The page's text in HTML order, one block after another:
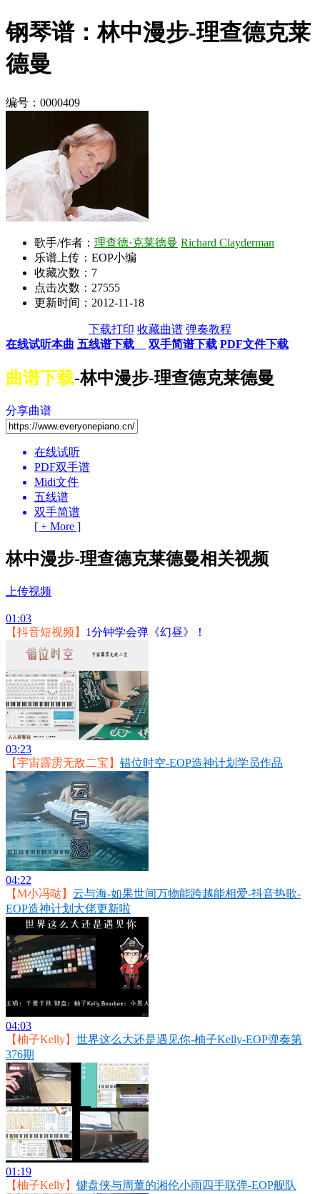
钢琴谱：林中漫步-理查德克莱
德曼
编号：0000409
歌手/作者： 理查德·克莱德曼 Richard Clayderman
乐谱上传：EOP小编
收藏次数： 7
点击次数：27555
更新时间：2012-11-18
下载打印 收藏曲谱 弹奏教程
在线试听本曲 五线谱下载 双手简谱下载 PDF文件下载
曲谱下载-林中漫步-理查德克莱德曼
分享曲谱
在线试听
PDF双手谱
Midi文件
五线谱
双手简谱
[ + More ]
林中漫步-理查德克莱德曼相关视频
上传视频
01:03
【抖音短视频】 1分钟学会弹《幻昼》！
03:23
【宇宙霹雳无敌二宝】 错位时空-EOP造神计划学员作品
04:22
【M小冯哒】 云与海-如果世间万物能跨越能相爱-抖音热歌-
EOP造神计划大佬更新啦
04:03
【柚子Kelly】 世界这么大还是遇见你-柚子Kelly-EOP弹奏第
376期
01:19
【柚子Kelly】 键盘侠与周董的湘伦小雨四手联弹-EOP舰队